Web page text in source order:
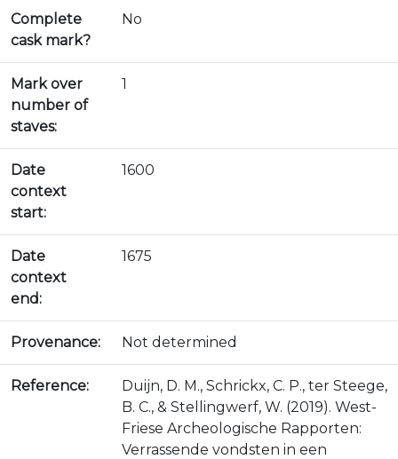
Complete
cask mark?
No
Mark over
number of
staves:
1
Date
context
start:
1600
Date
context
end:
1675
Provenance: Not determined
Reference:
Duijn, D. M., Schrickx, C. P., ter Steege,
B. C., & Stellingwerf, W. (2019). West-
Friese Archeologische Rapporten:
Verrassende vondsten in een